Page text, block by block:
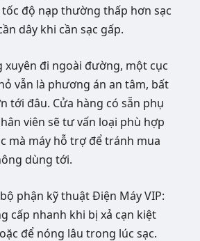
độ nạp thường thấp hơn sạc
dây khi cần sạc gấp.
xuyên đi ngoài đường, một cục
vẫn là phương án an tâm, bất
tới đâu. Cửa hàng có sẵn phụ
viên sẽ tư vấn loại phù hợp
mà máy hỗ trợ để tránh mua
dùng tới.
phận kỹ thuật Điện Máy VIP:
cấp nhanh khi bị xả cạn kiệt
để nóng lâu trong lúc sạc.